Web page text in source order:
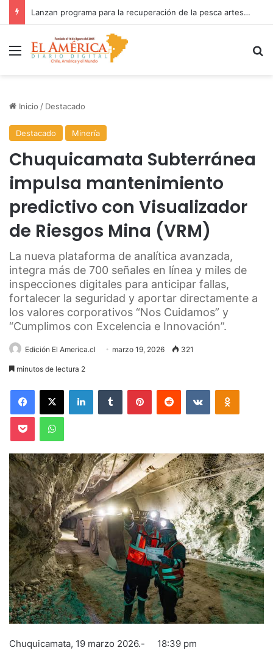
Fiscalía investiga accidente con resultado de muerte en faena minera
Menú
Inicio / Destacado
Destacado Minería
Chuquicamata Subterránea
impulsa mantenimiento
predictivo con Visualizador
de Riesgos Mina (VRM)
La nueva plataforma de analítica avanzada,
integra más de 700 señales en línea y miles de
inspecciones digitales para anticipar fallas,
fortalecer la seguridad y aportar directamente a
los valores corporativos “Nos Cuidamos” y
“Cumplimos con Excelencia e Innovación”.
Edición El America.cl marzo 19, 2026 321
minutos de lectura 2
Facebook
X LinkedInTumblr PinterestReddit VKontakte
Pocket WhatsApp
Chuquicamata, 19 marzo 2026.- 18:39 pm